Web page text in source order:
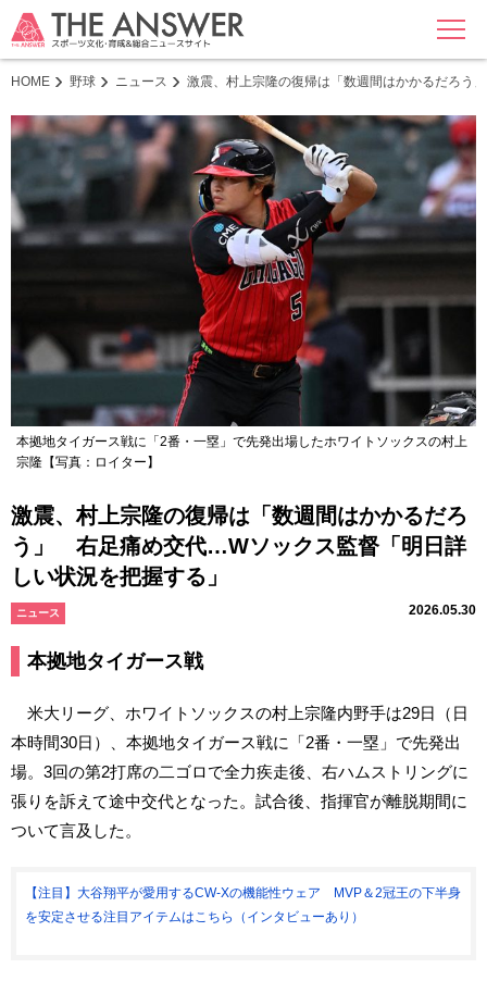
MENU
HOME 野球 ニュース 激震、村上宗隆の復帰は「数週間はかかるだろ
本拠地タイガース戦に「2番・一塁」で先発出場したホワイトソックスの村上
宗隆【写真：ロイター】
激震、村上宗隆の復帰は「数週間はかかるだろ
う」 右足痛め交代…Wソックス監督「明日詳
しい状況を把握する」
ニュース 2026.05.30
本拠地タイガース戦
米大リーグ、ホワイトソックスの村上宗隆内野手は29日（日
本時間30日）、本拠地タイガース戦に「2番・一塁」で先発出
場。3回の第2打席の二ゴロで全力疾走後、右ハムストリングに
張りを訴えて途中交代となった。試合後、指揮官が離脱期間に
ついて言及した。
【注目】大谷翔平が愛用するCW-Xの機能性ウェア MVP＆2冠王の下半身
を安定させる注目アイテムはこちら（インタビューあり）